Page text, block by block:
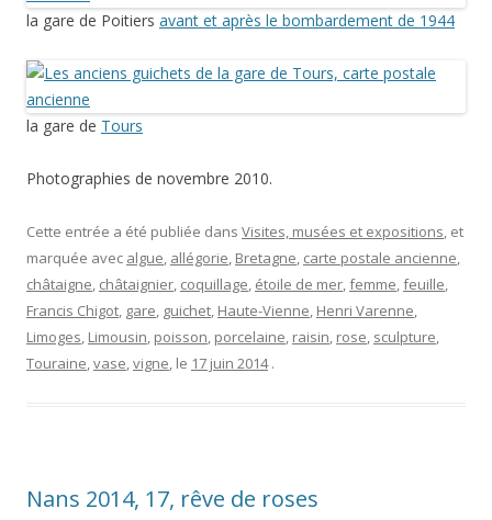
la gare de Poitiers avant et après le bombardement de 1944
la gare de Tours
Photographies de novembre 2010.
Cette entrée a été publiée dans Visites, musées et expositions, et
marquée avec algue, allégorie, Bretagne, carte postale ancienne,
châtaigne, châtaignier, coquillage, étoile de mer,femme,feuille,
Francis Chigot, gare, guichet, Haute-Vienne, Henri Varenne,
Limoges, Limousin, poisson, porcelaine, raisin, rose, sculpture,
Touraine,vase,vigne, le 17 juin 2014 .
Nans 2014, 17, rêve de roses